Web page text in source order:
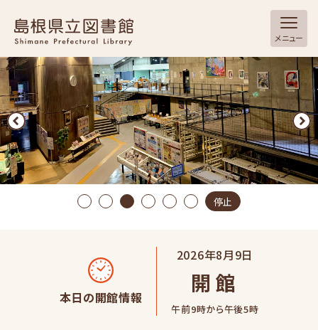
メニュー
停止
本日の開館情報
2026年8月9日
開館
午前9時から午後5時